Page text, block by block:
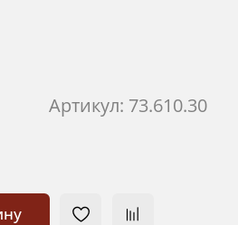
Артикул: 73.610.30